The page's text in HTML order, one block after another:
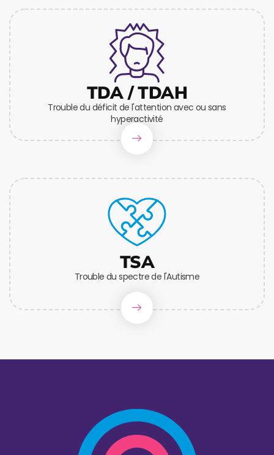
TDA / TDAH
Trouble du déficit de l'attention avec ou sans
hyperactivité
TSA
Trouble du spectre de l'Autisme